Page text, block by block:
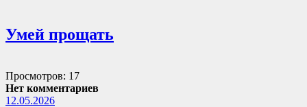
Умей прощать
Просмотров: 17
Нет комментариев
12.05.2026